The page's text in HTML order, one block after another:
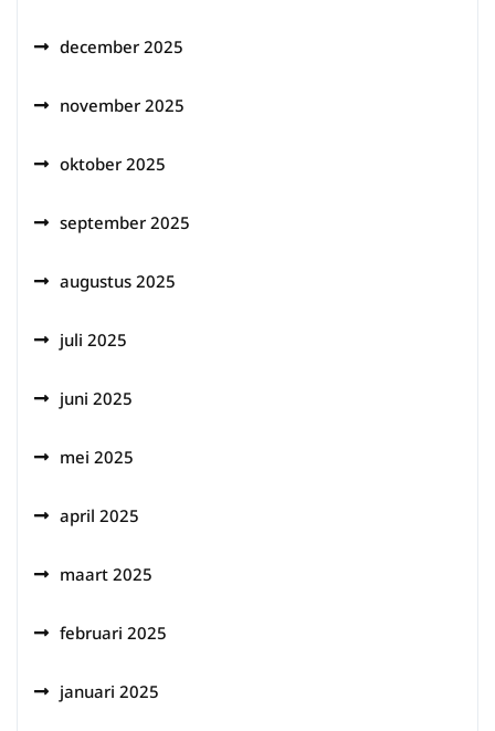
december 2025
november 2025
oktober 2025
september 2025
augustus 2025
juli 2025
juni 2025
mei 2025
april 2025
maart 2025
februari 2025
januari 2025